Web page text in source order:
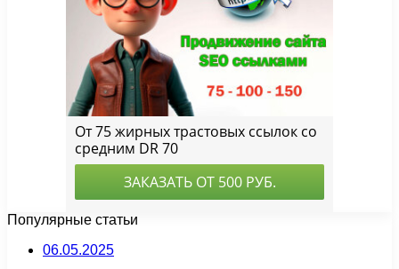
Популярные статьи
06.05.2025